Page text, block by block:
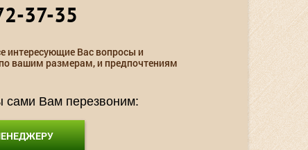
37-35
интересующие Вас вопросы и
вашим размерам, и предпочтениям
сами Вам перезвоним: